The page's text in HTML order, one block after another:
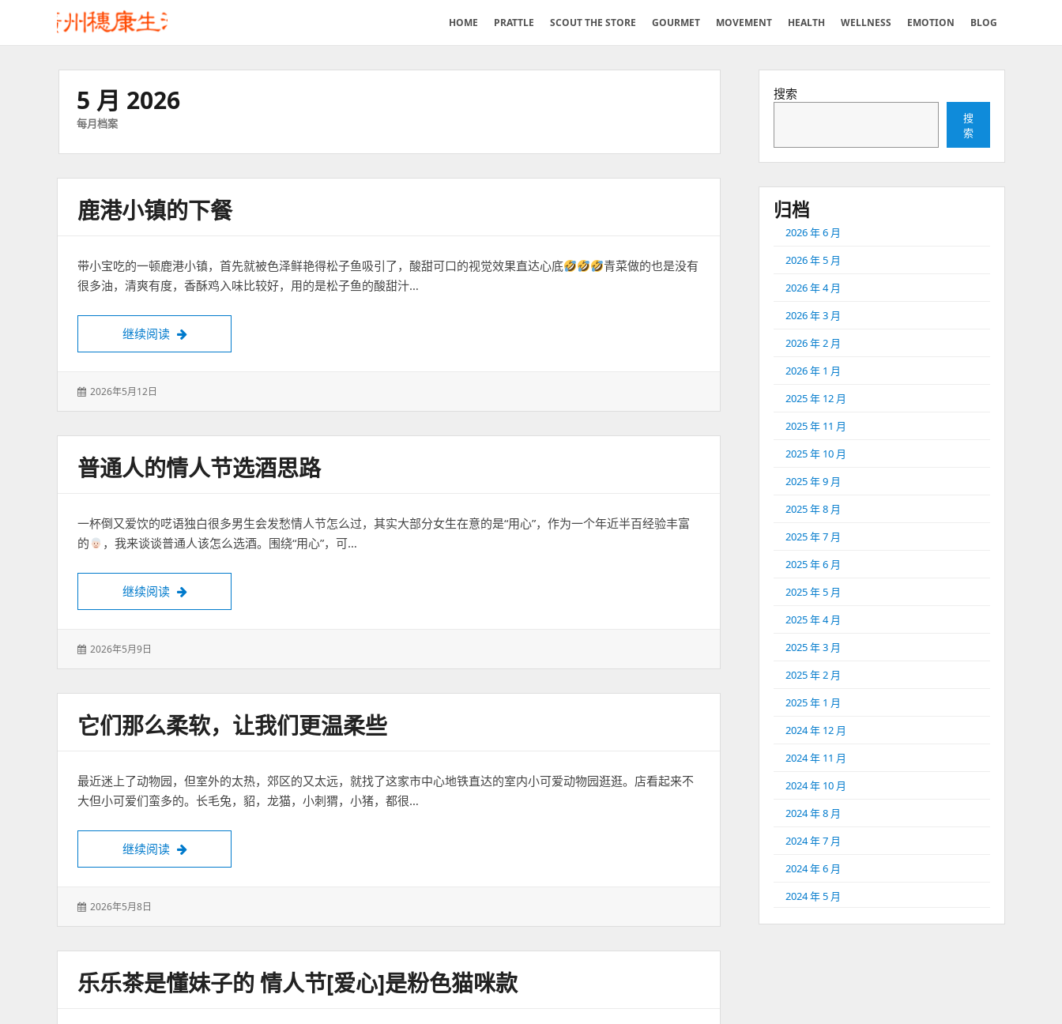
HOME PRATTLE SCOUT THE STORE GOURMET MOVEMENT HEALTH WELLNESS EMOTION BLOG
5 月 2026
每月档案
鹿港小镇的下餐
带小宝吃的一顿鹿港小镇，首先就被色泽鲜艳得松子鱼吸引了，酸甜可口的视觉效果直达心底
青菜做的也是没有
很多油，清爽有度，香酥鸡入味比较好，用的是松子鱼的酸甜汁…
继续阅读 鹿港小镇的下餐
发
2026年5月12日
普通人的情人节选酒思路
一杯倒又爱饮的呓语独白很多男生会发愁情人节怎么过，其实大部分女生在意的是“用心”，作为一个年近半百经验丰富
的
，我来谈谈普通人该怎么选酒。围绕“用心”，可…
继续阅读 普通人的情人节选酒思路
发
2026年5月9日
它们那么柔软，让我们更温柔些
最近迷上了动物园，但室外的太热，郊区的又太远，就找了这家市中心地铁直达的室内小可爱动物园逛逛。店看起来不
大但小可爱们蛮多的。长毛兔，貂，龙猫，小刺猬，小猪，都很…
继续阅读 它们那么柔软，让我们更温柔些
发
2026年5月8日
乐乐茶是懂妹子的 情人节[爱心]是粉色猫咪款
搜索
搜
索
归档
2026 年 6 月
2026 年 5 月
2026 年 4 月
2026 年 3 月
2026 年 2 月
2026 年 1 月
2025 年 12 月
2025 年 11 月
2025 年 10 月
2025 年 9 月
2025 年 8 月
2025 年 7 月
2025 年 6 月
2025 年 5 月
2025 年 4 月
2025 年 3 月
2025 年 2 月
2025 年 1 月
2024 年 12 月
2024 年 11 月
2024 年 10 月
2024 年 8 月
2024 年 7 月
2024 年 6 月
2024 年 5 月